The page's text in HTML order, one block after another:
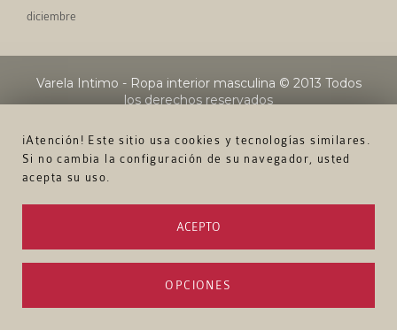
¡Atención! Este sitio usa cookies y tecnologías similares.
Si no cambia la configuración de su navegador, usted
acepta su uso.
ACEPTO
OPCIONES
diciembre
Varela Intimo - Ropa interior masculina © 2013 Todos
los derechos reservados